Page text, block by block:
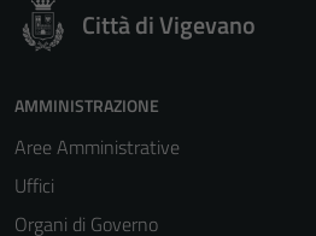
Città di Vigevano
AMMINISTRAZIONE
Aree Amministrative
Uffici
Organi di Governo